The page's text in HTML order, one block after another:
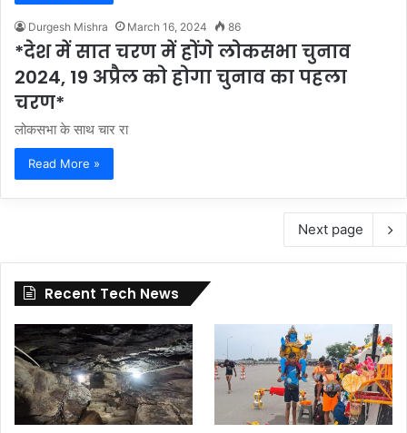
Durgesh Mishra March 16, 2024 86
*देश में सात चरण में होंगे लोकसभा चुनाव
2024, 19 अप्रैल को होगा चुनाव का पहला
चरण*
लोकसभा के साथ चार रा
Read More »
Next page
Recent Tech News